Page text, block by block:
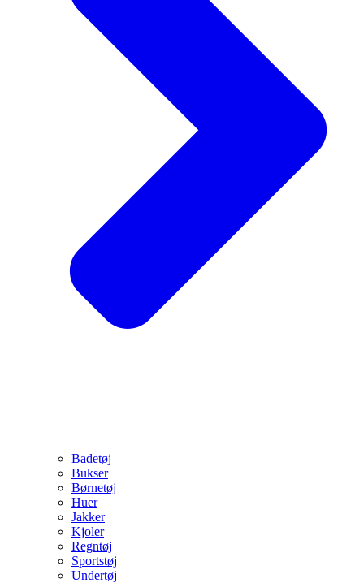
Badetøj
Bukser
Børnetøj
Huer
Jakker
Kjoler
Regntøj
Sportstøj
Undertøj